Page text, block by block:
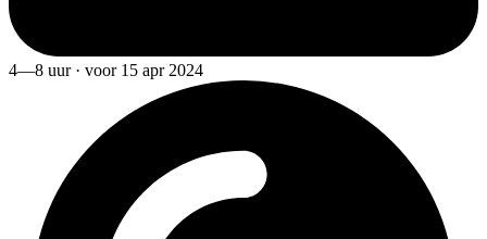
4—8 uur · voor 15 apr 2024